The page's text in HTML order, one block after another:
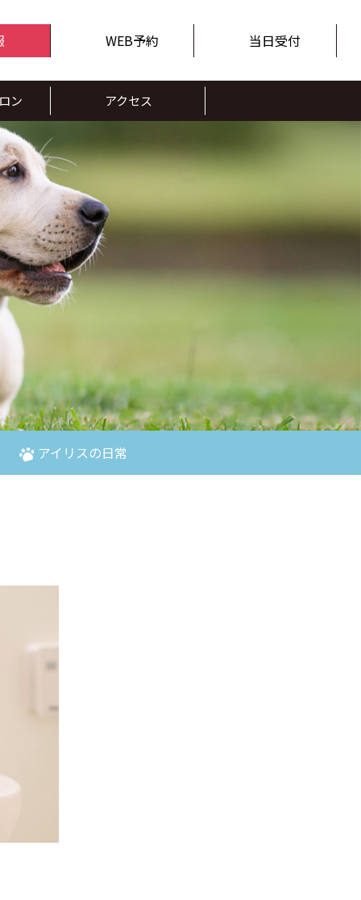
WEB予約 当日受付
ン アクセス
アイリスの日常